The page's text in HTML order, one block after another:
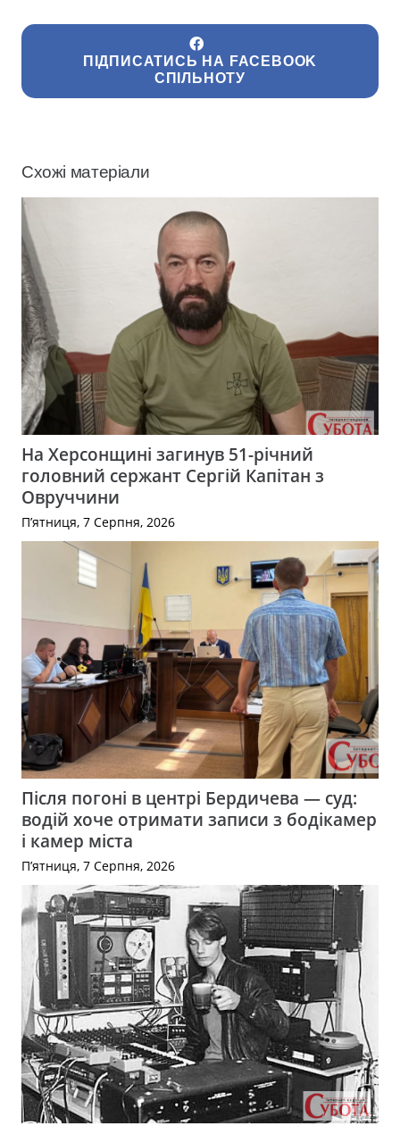
ПІДПИСАТИСЬ НА FACEBOOK
СПІЛЬНОТУ
Схожі матеріали
На Херсонщині загинув 51-річний
головний сержант Сергій Капітан з
Овруччини
П’ятниця, 7 Серпня, 2026
Після погоні в центрі Бердичева — суд:
водій хоче отримати записи з бодікамер
і камер міста
П’ятниця, 7 Серпня, 2026